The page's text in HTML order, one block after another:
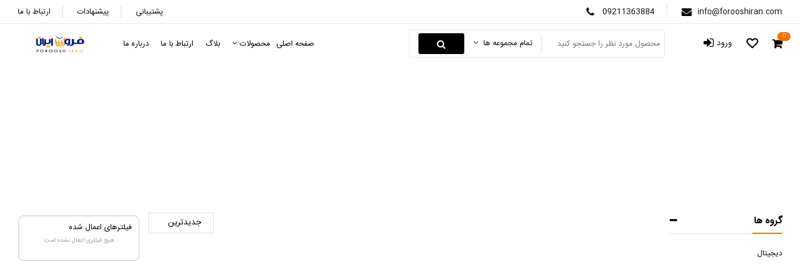
ارتباط با ما پیشنهادات پشتیبانی 09211363884 info@forooshiran.com
صفحه اصلی محصولات بلاگ ارتباط با ما درباره ما تمام مجموعه ها ورود 0
فیلترهای اعمال شده
هیچ فیلتری اعمال نشده است
گروه ها
دیجیتال